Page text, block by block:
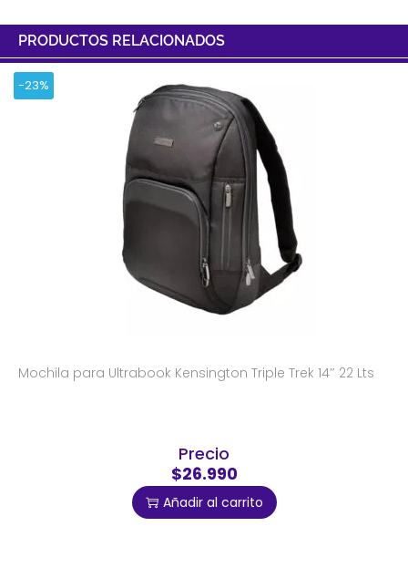
PRODUCTOS RELACIONADOS
-23%
Mochila para Ultrabook Kensington Triple Trek 14″ 22 Lts
Precio
$26.990
Añadir al carrito